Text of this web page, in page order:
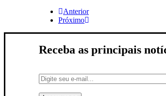
Anterior
Próximo
Receba as principais